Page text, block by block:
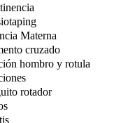
Materna
cruzado
hombro y rotula
rotador